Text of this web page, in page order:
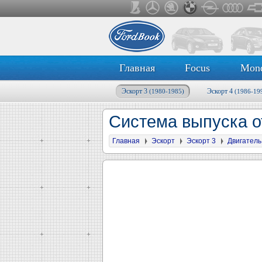
Главная Focus
Эскорт 3 (1980-1985) Эскорт 4 (1986-
Система выпуска
Главная Эскорт Эскорт 3 Двигатель